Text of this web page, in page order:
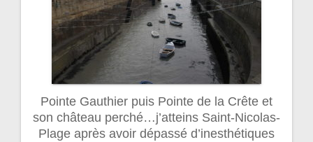
Pointe Gauthier puis Pointe de la Crête et
son château perché…j’atteins Saint-Nicolas-
Plage après avoir dépassé d’inesthétiques